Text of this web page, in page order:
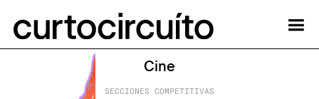
Cine
SECCIONES COMPETITIVAS